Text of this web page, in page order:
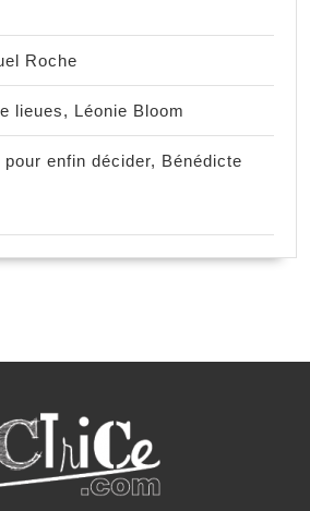
Roche
lieues, Léonie Bloom
enfin décider, Bénédicte